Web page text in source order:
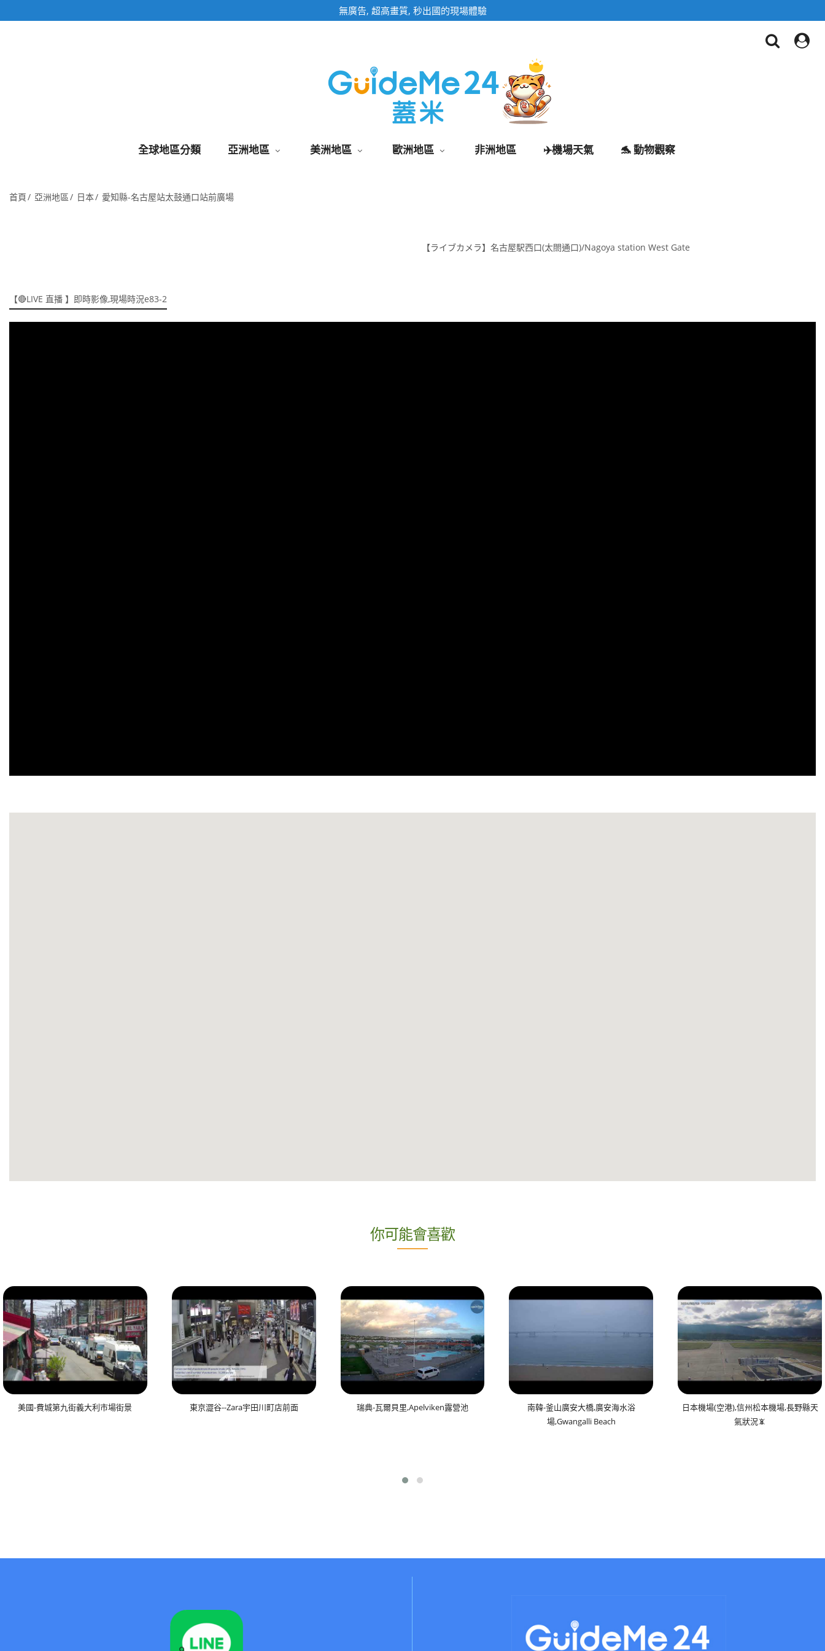
即時影像頁面為固定網址,加入桌面快速觀看
全球地區分類 亞洲地區 美洲地區 歐洲地區 非洲地區 ✈️機場天氣 🐬 動物觀察
首頁 亞洲地區 日本 愛知縣-名古屋站太鼓通口站前廣場
【ライブカメラ】名古屋駅西口(太閤通口)/Nagoya station West Gate
【🔴LIVE 直播 】即時影像,現場時況e83-2
你可能會喜歡
美國-費城第九街義大利市場街景 東京澀谷--Zara宇田川町店前面 瑞典-瓦爾貝里,Apelviken露營池
南韓-釜山廣安大橋,廣安海水浴
場,Gwangalli Beach
日本機場(空港),信州松本機場,長野縣天
氣狀況📵